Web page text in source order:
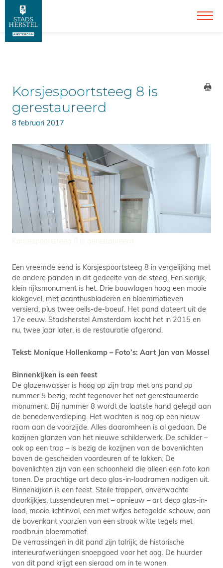
Korsjespoortsteeg 8 is
gerestaureerd
8 februari 2017
Een vreemde eend is Korsjespoortsteeg 8 in vergelijking met
de andere panden in dit gedeelte van de steeg. Een sierlijk,
klein rijksmonument is het. Drie bouwlagen hoog een mooie
klokgevel, met acanthusbladeren en bloemmotieven
versierd, plus twee oeils-de-boeuf. Het pand dateert uit de
17e eeuw. Stadsherstel Amsterdam kocht het in 2015 en
nu, twee jaar later, is de restauratie afgerond.
Tekst: Monique Hollenkamp – Foto’s: Aart Jan van Mossel
Binnenkijken is een feest
De glazenwasser is hoog op zijn trap met ons pand op
nummer 5 bezig, recht tegenover het net gerestaureerde
monument. Bij nummer 8 wordt de laatste hand gelegd aan
de benedenverdieping. Het wachten is nog op een nieuw
raam aan de voorzijde. Alles daaromheen is al gedaan. De
kozijnen glanzen van het nieuwe schilderwerk. De schilder –
ook op een trap – is bezig de kozijnen van de bovenlichten
boven de gescheiden voordeuren af te lakken. De
bovenlichten zijn van een schoonheid die alleen een foto kan
tonen. De prachtige art deco glas-in-loodramen nodigen uit.
Binnenkijken is een feest. Steile trappen, onverwachte
doorkijkjes, tussendeuren met – opnieuw – art deco glas-in-
lood, mooie lichtinval, een met witjes betegelde schouw, aan
de bovenkant voorzien van een strook witte tegels met
roodbruin bloemmotief.
De verrassingen in dit pand zijn talrijk; de historische
interieurafwerkingen snoepgoed voor het oog. De huurder
van dit pand krijgt een sieraad om in te wonen.